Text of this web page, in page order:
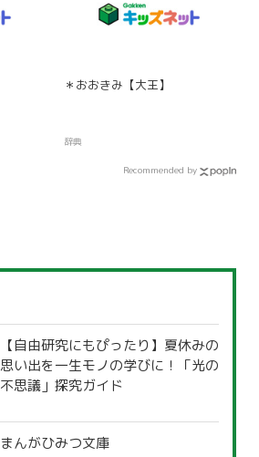
＊おおきみ【大王】
辞典
Recommended by
【自由研究にもぴったり】夏休みの
思い出を一生モノの学びに！「光の
不思議」探究ガイド
まんがひみつ文庫